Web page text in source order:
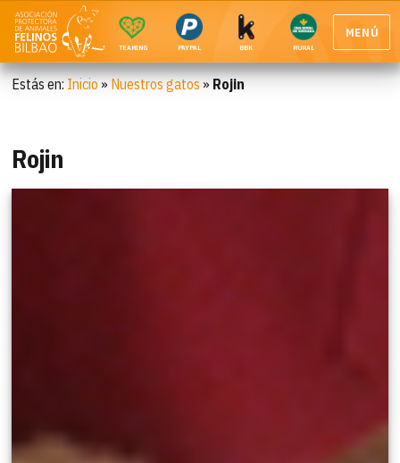
TEAMING PAYPAL BBK RURAL
MENÚ
Estás en: Inicio » Nuestros gatos » Rojin
Rojin